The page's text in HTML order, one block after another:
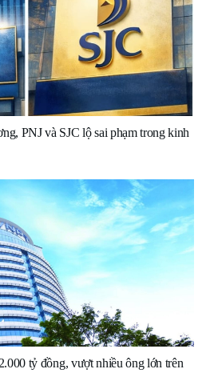
PNJ và SJC lộ sai phạm trong kinh
tỷ đồng, vượt nhiều ông lớn trên